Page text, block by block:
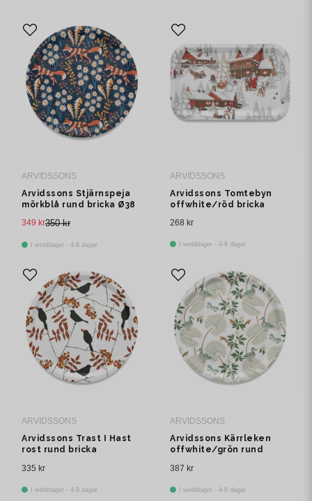
ARVIDSSONS
Arvidssons Stjärnspeja
mörkblå rund bricka Ø38
350 kr
349 kr
I webblager - 4-8 dagar
ARVIDSSONS
Arvidssons Tomtebyn
offwhite/röd bricka
268 kr
I webblager - 4-8 dagar
ARVIDSSONS
Arvidssons Trast I Hast
rost rund bricka
335 kr
I webblager - 4-8 dagar
ARVIDSSONS
Arvidssons Kärrleken
offwhite/grön rund
387 kr
I webblager - 4-8 dagar